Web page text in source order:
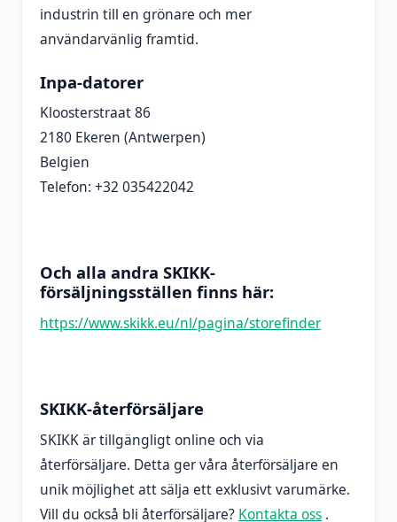
industrin till en grönare och mer
användarvänlig framtid.
Inpa-datorer
Kloosterstraat 86
2180 Ekeren (Antwerpen)
Belgien
Telefon: +32 035422042
Och alla andra SKIKK-
försäljningsställen finns här:
https://www.skikk.eu/nl/pagina/storefinder
SKIKK-återförsäljare
SKIKK är tillgängligt online och via
återförsäljare. Detta ger våra återförsäljare en
unik möjlighet att sälja ett exklusivt varumärke.
Vill du också bli återförsäljare? Kontakta oss .